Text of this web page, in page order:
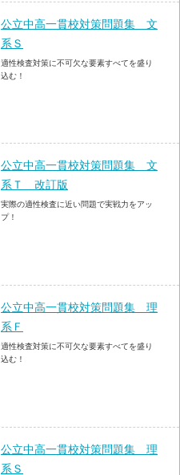
公立中高一貫校対策問題集 文
系Ｓ
適性検査対策に不可欠な要素すべてを盛り
込む！
公立中高一貫校対策問題集 文
系Ｔ 改訂版
実際の適性検査に近い問題で実戦力をアッ
プ！
公立中高一貫校対策問題集 理
系Ｆ
適性検査対策に不可欠な要素すべてを盛り
込む！
公立中高一貫校対策問題集 理
系Ｓ